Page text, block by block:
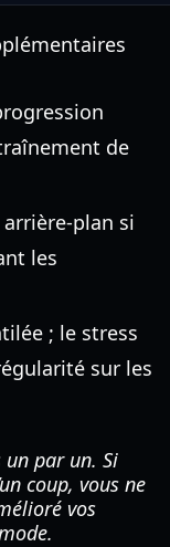
de
plan si
les
; le stress
sur les
un par un. Si
coup, vous ne
vos